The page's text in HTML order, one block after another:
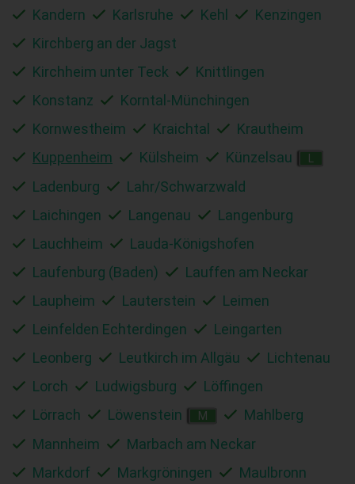
Kandern Karlsruhe Kehl
Kenzingen
Kirchberg an der Jagst
Kirchheim unter Teck
Knittlingen
Konstanz
Korntal-Münchingen
Kornwestheim
Kraichtal
Krautheim
Kuppenheim
Külsheim Künzelsau
Ladenburg
Lahr/Schwarzwald
Laichingen
Langenau
Langenburg
Lauchheim
Lauda-Königshofen
Laufenburg (Baden)
Lauffen am Neckar
Laupheim
Lauterstein
Leimen
Leinfelden Echterdingen
Leingarten
Leonberg
Leutkirch im Allgäu
Lichtenau
Lorch
Ludwigsburg
Löffingen
Lörrach
Löwenstein M
Mahlberg
Mannheim
Marbach am Neckar
Markdorf
Markgröningen
Maulbronn